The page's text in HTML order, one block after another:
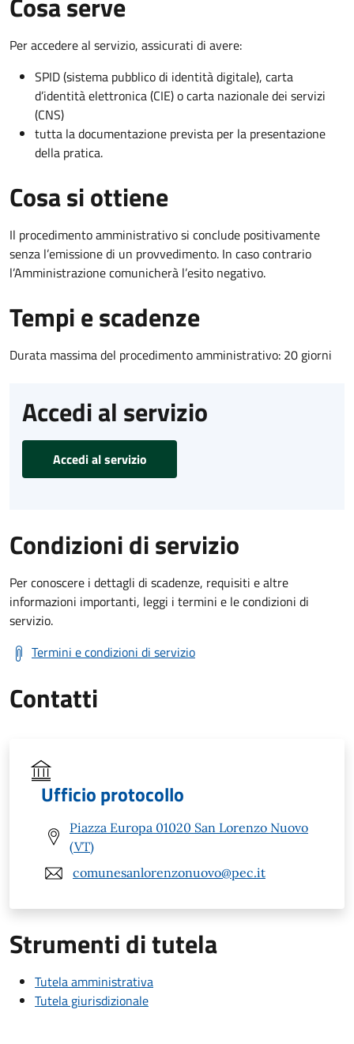
Per accedere al servizio, assicurati di avere:
SPID (sistema pubblico di identità digitale), carta
d’identità elettronica (CIE) o carta nazionale dei servizi
(CNS)
tutta la documentazione prevista per la presentazione
della pratica.
Cosa si ottiene
Il procedimento amministrativo si conclude positivamente
senza l’emissione di un provvedimento. In caso contrario
l’Amministrazione comunicherà l’esito negativo.
Tempi e scadenze
Durata massima del procedimento amministrativo: 20 giorni
Accedi al servizio
Accedi al servizio
Condizioni di servizio
Per conoscere i dettagli di scadenze, requisiti e altre
informazioni importanti, leggi i termini e le condizioni di
servizio.
Termini e condizioni di servizio
Contatti
Ufficio protocollo
Piazza Europa 01020 San Lorenzo Nuovo
(VT)
comunesanlorenzonuovo@pec.it
Strumenti di tutela
Tutela amministrativa
Tutela giurisdizionale